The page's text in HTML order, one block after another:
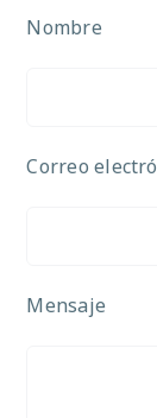
Nombre
Correo
Mensaje